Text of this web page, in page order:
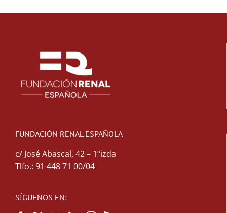
FUNDACIÓN RENAL ESPAÑOLA
c/ José Abascal, 42 – 1ºizda
Tlfo.: 91 448 71 00/04
SÍGUENOS EN: